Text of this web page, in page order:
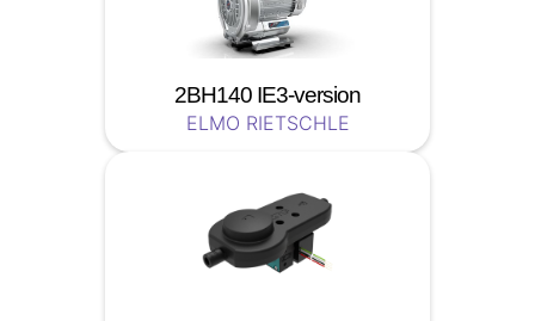
2BH140 IE3-version
ELMO RIETSCHLE